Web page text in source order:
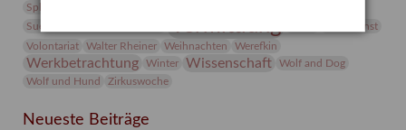
Sphinx
Suermondt-Ludwig-Museum
Vermittlung
Videokunst
Volontariat
Walter Rheiner Weihnachten Werefkin
Werkbetrachtung Winter Wissenschaft
Wolf and Dog
Wolf und Hund
Zirkuswoche
Neueste Beiträge